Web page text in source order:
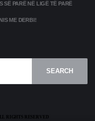
SË PARË NË LIGË TË PARË
ME DERBI!
SEARCH
RIGHTS RESERVED